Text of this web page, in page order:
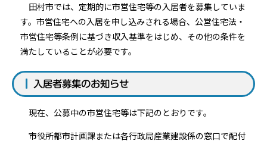
田村市では、定期的に市営住宅等の入居者を募集していま
す。市営住宅への入居を申し込みされる場合、公営住宅法・
市営住宅等条例に基づき収入基準をはじめ、その他の条件を
満たしていることが必要です。
入居者募集のお知らせ
現在、公募中の市営住宅等は下記のとおりです。
市役所都市計画課または各行政局産業建設係の窓口で配付